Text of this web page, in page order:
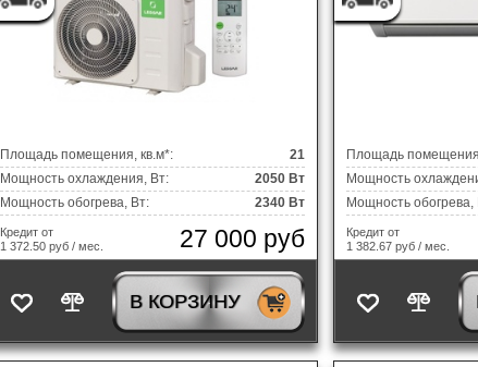
Площадь помещения, кв.м*:
21
Мощность охлаждения, Вт:
2050 Вт
Мощность обогрева, Вт:
2340 Вт
Кредит от
1 372.50 руб / мес.
27 000 руб
В КОРЗИНУ
Площадь
Мощность
Мощность обогрева,
Кредит от
1 382.67 руб / мес.